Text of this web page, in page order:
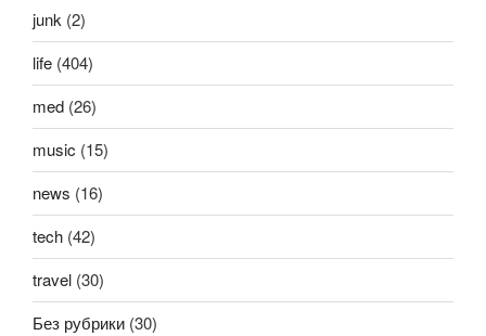
junk (2)
life (404)
med (26)
music (15)
news (16)
tech (42)
travel (30)
Без рубрики (30)